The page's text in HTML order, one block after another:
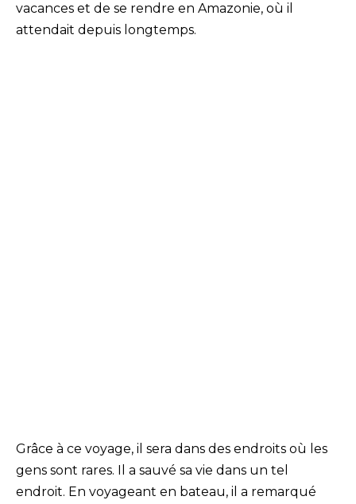
vacances et de se rendre en Amazonie, où il
attendait depuis longtemps.
Grâce à ce voyage, il sera dans des endroits où les
gens sont rares. Il a sauvé sa vie dans un tel
endroit. En voyageant en bateau, il a remarqué